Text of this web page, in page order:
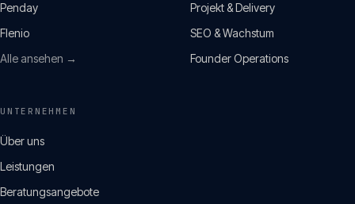
Penday
Flenio
Alle ansehen →
Projekt & Delivery
SEO & Wachstum
Founder Operations
UNTERNEHMEN
Über uns
Leistungen
Beratungsangebote